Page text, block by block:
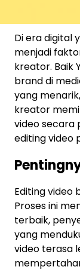
Di era digital
menjadi
kreator. Baik
brand di
yang
kreator
video secara
editing video
Editing video
Proses ini
terbaik,
yang
video terasa